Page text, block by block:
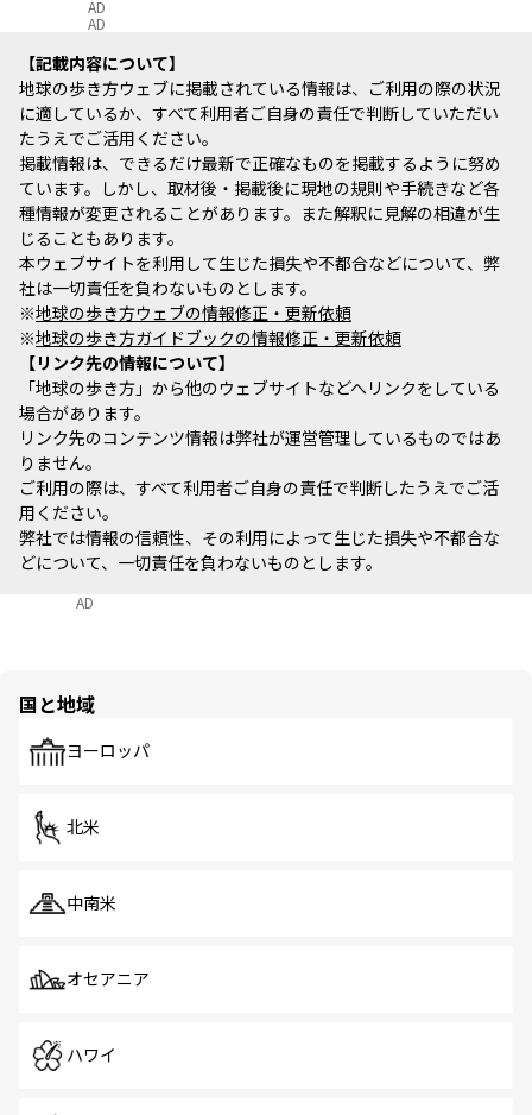
AD
AD
記載内容について
地球の歩き方ウェブに掲載されている情報は、ご利用の際の状況
に適しているか、すべて利用者ご自身の責任で判断していただい
たうえでご活用ください。
掲載情報は、できるだけ最新で正確なものを掲載するように努め
ています。しかし、取材後・掲載後に現地の規則や手続きなど各
種情報が変更されることがあります。また解釈に見解の相違が生
じることもあります。
本ウェブサイトを利用して生じた損失や不都合などについて、弊
社は一切責任を負わないものとします。
※地球の歩き方ウェブの情報修正・更新依頼
※地球の歩き方ガイドブックの情報修正・更新依頼
リンク先の情報について
「地球の歩き方」から他のウェブサイトなどへリンクをしている
場合があります。
リンク先のコンテンツ情報は弊社が運営管理しているものではあ
りません。
ご利用の際は、すべて利用者ご自身の責任で判断したうえでご活
用ください。
弊社では情報の信頼性、その利用によって生じた損失や不都合な
どについて、一切責任を負わないものとします。
AD
国と地域
ヨーロッパ
北米
中南米
オセアニア
ハワイ